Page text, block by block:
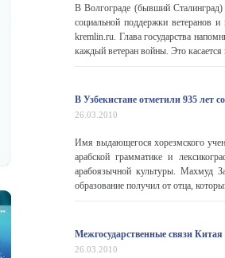
В Волгограде (бывший Сталинград)
социальной поддержки ветеранов
kremlin.ru. Глава государства
каждый ветеран войны. Это касается
В Узбекистане отметили 935 лет
26.03.2010
Имя выдающегося хорезмского
арабской грамматике и
арабоязычной культуры. Махмуд
образование получил от отца,
Межгосударственные связи
26.03.2010